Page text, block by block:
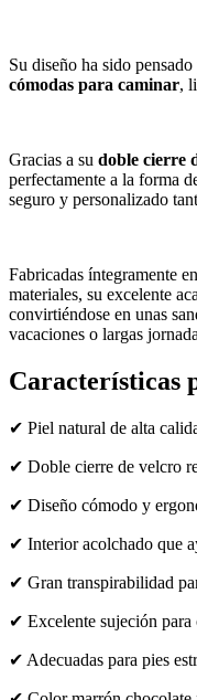
Su diseño ha sido
cómodas para caminar,
Gracias a su doble cierre
perfectamente a la forma
seguro y personalizado
Fabricadas íntegramente en
materiales, su excelente
convirtiéndose en unas
vacaciones o largas
Características
✔ Piel natural de alta
✔ Doble cierre de velcro
✔ Diseño cómodo y
✔ Interior acolchado que
✔ Gran transpirabilidad
✔ Excelente sujeción para
✔ Adecuadas para pies